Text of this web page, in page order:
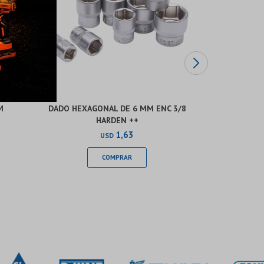
DADO HEXAGONAL DE 6 MM ENC 3/8
HARDEN ++
USD 1,63